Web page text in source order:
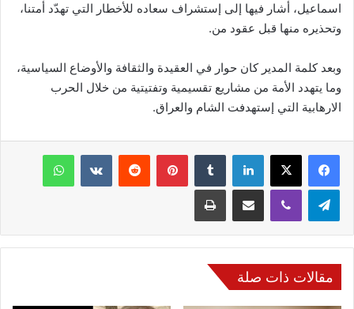
اسماعيل، أشار فيها إلى إستشراف سعاده للأخطار التي تهدّد أمتنا،
وتحذيره منها قبل عقود من.
وبعد كلمة المدير كان حوار في العقيدة والثقافة والأوضاع السياسية،
وما يتهدد الأمة من مشاريع تقسيمية وتفتيتية من خلال الحرب
الارهابية التي إستهدفت الشام والعراق.
فيسبوك لينكدإن بينتيريست
مقالات ذات صلة